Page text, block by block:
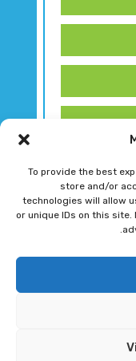
To provide the best
store and/or
technologies will allow
or unique IDs on this